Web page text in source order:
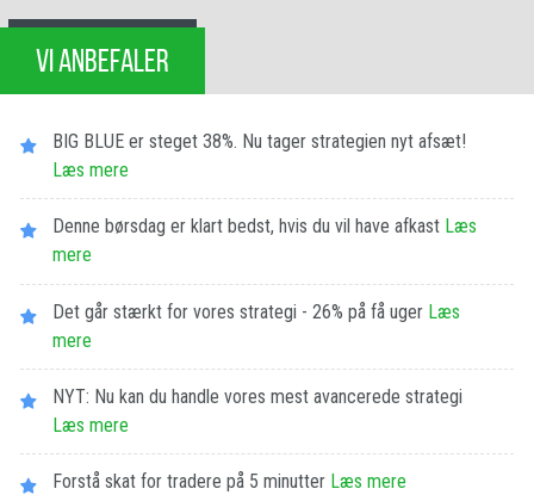
VI ANBEFALER
BIG BLUE er steget 38%. Nu tager strategien nyt afsæt!
Læs mere
Denne børsdag er klart bedst, hvis du vil have afkast Læs
mere
Det går stærkt for vores strategi - 26% på få uger Læs
mere
NYT: Nu kan du handle vores mest avancerede strategi
Læs mere
Forstå skat for tradere på 5 minutter Læs mere